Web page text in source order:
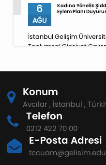
6
AĞU
Kadına Yönelik
Eylem Planı
İstanbul Gelişim
Toplumsal Cinsiyet
düzenlenecek “Kadına
Mücadele İl
Değerlendirme
Toplantısı ile V. İstanbul İl
(2026–2030) Tanıtım
üniversitemizi temsilen
sağlayacaktır.
Konum
Avcılar , İstanbul ,
Telefon
0212 422 70 00
E-Posta Adresi